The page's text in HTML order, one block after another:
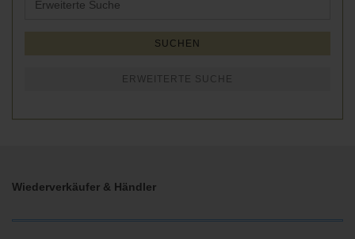
Suche
SUCHEN
ERWEITERTE SUCHE
Wiederverkäufer & Händler